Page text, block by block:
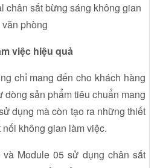
chân sắt bừng sáng không gian
văn phòng
việc hiệu quả
chỉ mang đến cho khách hàng
sản phẩm tiêu chuẩn mang
dụng mà còn tạo ra những thiết
không gian làm việc.
Module 05 sử dụng chân sắt